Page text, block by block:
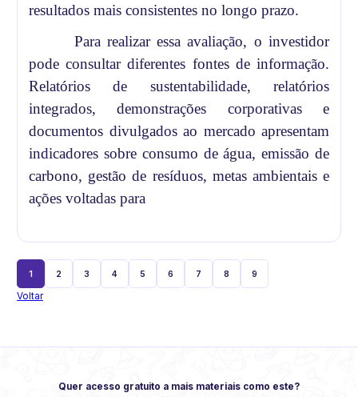
resultados mais consistentes no longo prazo.
Para realizar essa avaliação, o investidor
pode consultar diferentes fontes de informação.
Relatórios de sustentabilidade, relatórios
integrados, demonstrações corporativas e
documentos divulgados ao mercado apresentam
indicadores sobre consumo de água, emissão de
carbono, gestão de resíduos, metas ambientais e
ações voltadas para
1 2 3 4 5 6 7 8 9
Voltar
Quer acesso gratuito a mais materiais como este?